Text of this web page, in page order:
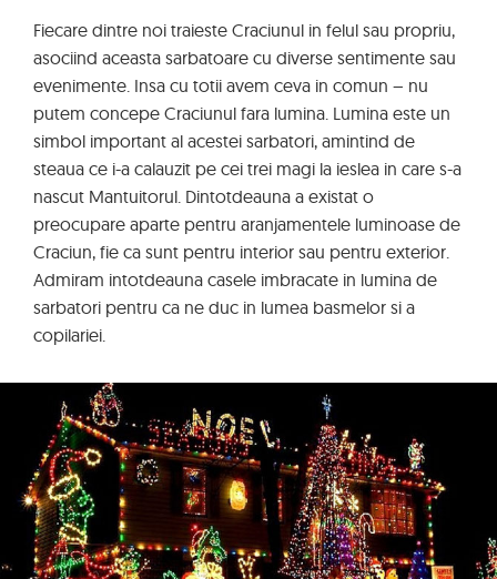
Fiecare dintre noi traieste Craciunul in felul sau propriu,
asociind aceasta sarbatoare cu diverse sentimente sau
evenimente. Insa cu totii avem ceva in comun – nu
putem concepe Craciunul fara lumina. Lumina este un
simbol important al acestei sarbatori, amintind de
steaua ce i-a calauzit pe cei trei magi la ieslea in care s-a
nascut Mantuitorul. Dintotdeauna a existat o
preocupare aparte pentru aranjamentele luminoase de
Craciun, fie ca sunt pentru interior sau pentru exterior.
Admiram intotdeauna casele imbracate in lumina de
sarbatori pentru ca ne duc in lumea basmelor si a
copilariei.